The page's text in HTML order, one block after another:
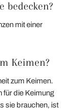
bedecken?
mit einer
Keimen?
zum Keimen.
für die Keimung
sie brauchen, ist